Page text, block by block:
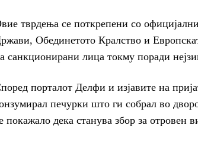
тврдења се поткрепени со
Обединетото Кралство и
санкционирани лица токму поради
порталот Делфи и изјавите на
печурки што ги собрал во
покажало дека станува збор за отровен